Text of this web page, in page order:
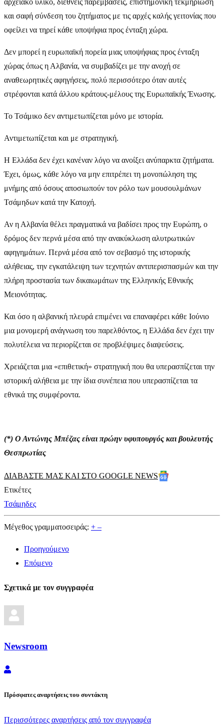
και σαφή σύνδεση του ζητήματος με τις αρχές καλής γειτονίας που
οφείλει να τηρεί κάθε υποψήφια προς ένταξη χώρα.
Δεν μπορεί η ευρωπαϊκή πορεία μιας υποψήφιας προς ένταξη
χώρας όπως η Αλβανία, να συμβαδίζει με την ανοχή σε
αναθεωρητικές αφηγήσεις, πολύ περισσότερο όταν αυτές
στρέφονται κατά άλλου κράτους-μέλους της Ευρωπαϊκής Ένωσης.
Το Τσάμικο δεν αντιμετωπίζεται μόνο με ιστορία.
Αντιμετωπίζεται και με στρατηγική.
Η Ελλάδα δεν έχει κανέναν λόγο να ανοίξει ανύπαρκτα ζητήματα.
Έχει, όμως, κάθε λόγο να μην επιτρέπει τη μονοπώληση της
μνήμης από όσους αποσιωπούν τον ρόλο των μουσουλμάνων
Τσάμηδων κατά την Κατοχή.
Αν η Αλβανία θέλει πραγματικά να βαδίσει προς την Ευρώπη, ο
δρόμος δεν περνά μέσα από την ανακύκλωση αλυτρωτικών
αφηγημάτων. Περνά μέσα από τον σεβασμό της ιστορικής
αλήθειας, την εγκατάλειψη των τεχνητών αντιπερισπασμών και την
πλήρη προστασία των δικαιωμάτων της Ελληνικής Εθνικής
Μειονότητας.
Και όσο η αλβανική πλευρά επιμένει να επαναφέρει κάθε Ιούνιο
μια μονομερή ανάγνωση του παρελθόντος, η Ελλάδα δεν έχει την
πολυτέλεια να περιορίζεται σε προβλέψιμες διαψεύσεις.
Χρειάζεται μια «επιθετική» στρατηγική που θα υπερασπίζεται την
ιστορική αλήθεια με την ίδια συνέπεια που υπερασπίζεται τα
εθνικά της συμφέροντα.
(*) Ο Αντώνης Μπέζας είναι πρώην υφυπουργός και βουλευτής
Θεσπρωτίας
ΔΙΑΒΑΣΤΕ ΜΑΣ ΚΑΙ ΣΤΟ GOOGLE NEWS
Ετικέτες
Τσάμηδες
Μέγεθος γραμματοσειράς: + –
Προηγούμενο
Επόμενο
Σχετικά με τον συγγραφέα
Newsroom
Newsroom
Πρόσφατες αναρτήσεις του συντάκτη
Περισσότερες αναρτήσεις από τον συγγραφέα